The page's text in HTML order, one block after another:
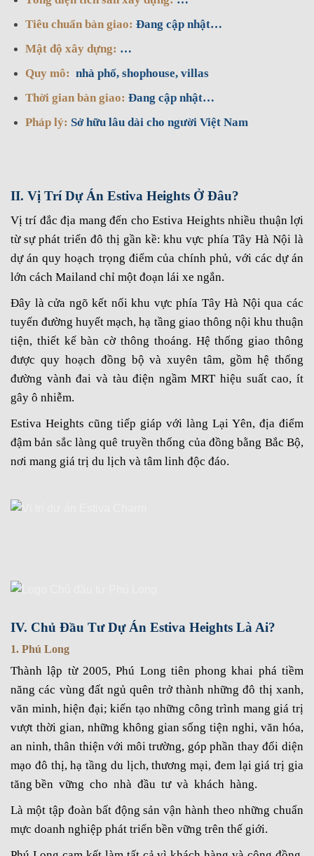
Tiêu chuẩn bàn giao: Đang cập nhật…
Mật độ xây dựng: …
Quy mô: nhà phố, shophouse, villas
Thời gian bàn giao: Đang cập nhật…
Pháp lý: Sở hữu lâu dài cho người Việt Nam
II. Vị Trí Dự Án Estiva Heights Ở Đâu?
Vị trí đắc địa mang đến cho Estiva Heights nhiều thuận lợi
từ sự phát triển đô thị gần kề: khu vực phía Tây Hà Nội là
dự án quy hoạch trọng điểm của chính phủ, với các dự án
lớn cách Mailand chỉ một đoạn lái xe ngắn.
Đây là cửa ngõ kết nối khu vực phía Tây Hà Nội qua các
tuyến đường huyết mạch, hạ tầng giao thông nội khu thuận
tiện, thiết kế bàn cờ thông thoáng. Hệ thống giao thông
được quy hoạch đồng bộ và xuyên tâm, gồm hệ thống
đường vành đai và tàu điện ngầm MRT hiệu suất cao, ít
gây ô nhiễm.
Estiva Heights cũng tiếp giáp với làng Lại Yên, địa điểm
đậm bản sắc làng quê truyền thống của đồng bằng Bắc Bộ,
nơi mang giá trị du lịch và tâm linh độc đáo.
IV. Chủ Đầu Tư Dự Án Estiva Heights Là Ai?
1. Phú Long
Thành lập từ 2005, Phú Long tiên phong khai phá tiềm
năng các vùng đất ngủ quên trở thành những đô thị xanh,
văn minh, hiện đại; kiến tạo những công trình mang giá trị
vượt thời gian, những không gian sống tiện nghi, văn hóa,
an ninh, thân thiện với môi trường, góp phần thay đổi diện
mạo đô thị, hạ tầng du lịch, thương mại, đem lại giá trị gia
tăng bền vững cho nhà đầu tư và khách hàng.
Là một tập đoàn bất động sản vận hành theo những chuẩn
mực doanh nghiệp phát triển bền vững trên thế giới.